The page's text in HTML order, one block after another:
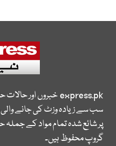
express.pkخبروں اور
سب سے زیادہ وزٹ کی جانے
پر شائع شدہ تمام مواد کے
گروپ محفوظ ہیں۔